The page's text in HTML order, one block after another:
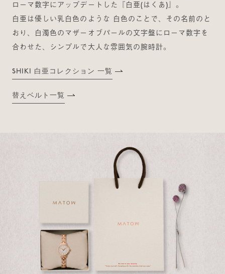
ローマ数字にアップデートした『白亜(はくあ)』。
白亜は優しい乳白色のような 白色のことで、その名前のと
おり、白濁色のマザーオブパールの文字盤にローマ数字を
合わせた、シンプルで大人な雰囲気の腕時計。
SHIKI 白亜コレクション 一覧
替えベルト一覧